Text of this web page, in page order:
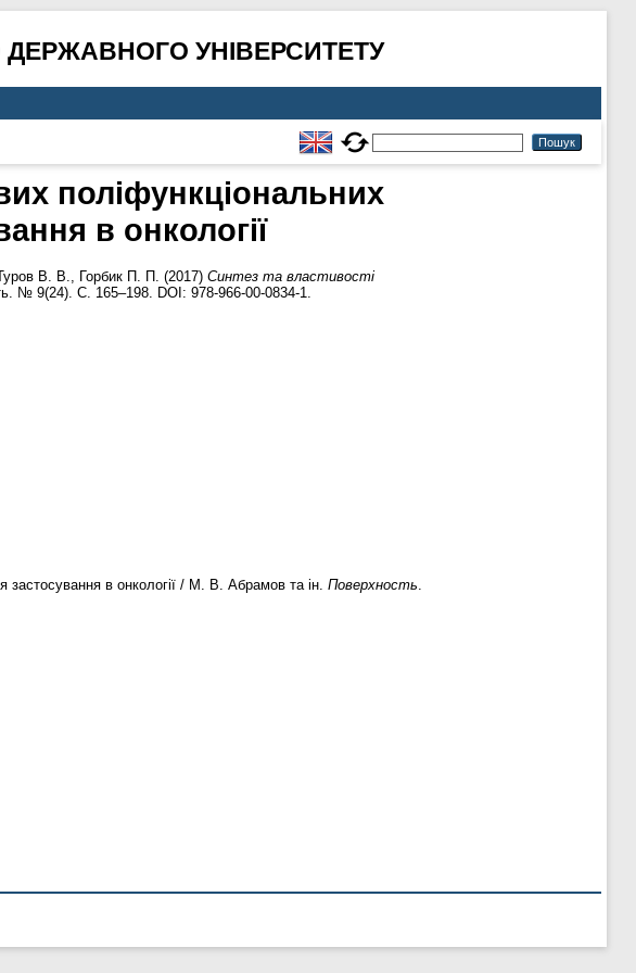
УНІВЕРСИТЕТУ
поліфункціональних
в онкології
В. В., Горбик П. П. (2017) Синтез та властивості
№ 9(24). С. 165–198. DOI: 978-966-00-0834-1.
застосування в онкології / М. В. Абрамов та ін. Поверхность.